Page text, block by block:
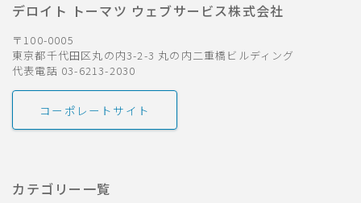
デロイト トーマツ ウェブサービス株式会社
〒100-0005
東京都千代田区丸の内3-2-3 丸の内二重橋ビルディング
代表電話 03-6213-2030
コーポレートサイト
カテゴリー一覧